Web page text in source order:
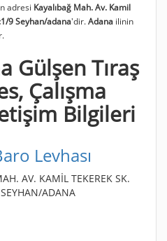
adresi Kayalıbağ Mah. Av. Kamil
9 Seyhan/adana'dir. Adana ilinin
Gülşen Tıraş
Çalışma
Bilgileri
Levhası
AV. KAMİL TEKEREK SK.
ADANA